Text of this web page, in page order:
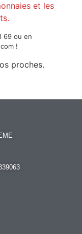
et les
69 ou en
!
proches.